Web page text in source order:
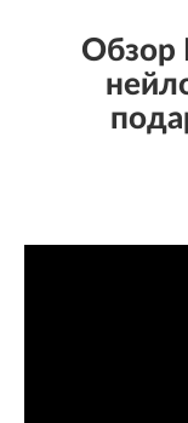
Обзор